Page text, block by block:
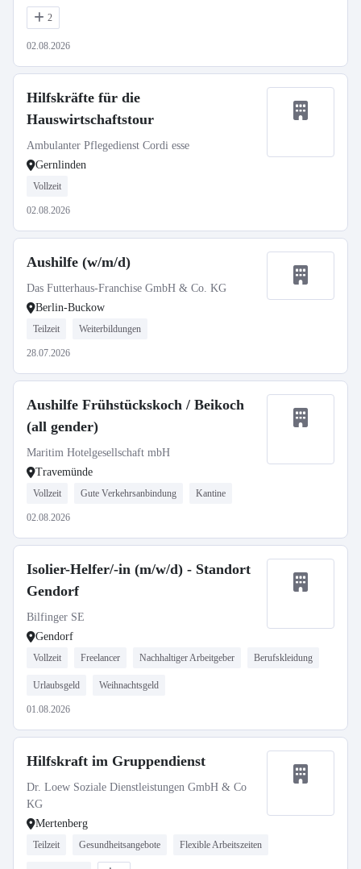
2
02.08.2026
Hilfskräfte für die
Hauswirtschaftstour
Ambulanter Pflegedienst Cordi esse
Gernlinden
Vollzeit
02.08.2026
Aushilfe (w/m/d)
Das Futterhaus-Franchise GmbH & Co. KG
Berlin-Buckow
Teilzeit Weiterbildungen
28.07.2026
Aushilfe Frühstückskoch / Beikoch
(all gender)
Maritim Hotelgesellschaft mbH
Travemünde
Vollzeit Gute Verkehrsanbindung Kantine
02.08.2026
Isolier-Helfer/-in (m/w/d) - Standort
Gendorf
Bilfinger SE
Gendorf
Vollzeit Freelancer Nachhaltiger Arbeitgeber Berufskleidung
Urlaubsgeld Weihnachtsgeld
01.08.2026
Hilfskraft im Gruppendienst
Dr. Loew Soziale Dienstleistungen GmbH & Co
KG
Mertenberg
Teilzeit Gesundheitsangebote Flexible Arbeitszeiten